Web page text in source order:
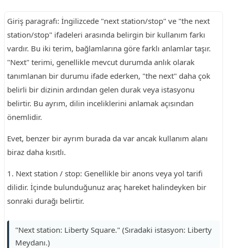
Giriş paragrafı: İngilizcede "next station/stop" ve "the next
station/stop" ifadeleri arasında belirgin bir kullanım farkı
vardır. Bu iki terim, bağlamlarına göre farklı anlamlar taşır.
"Next" terimi, genellikle mevcut durumda anlık olarak
tanımlanan bir durumu ifade ederken, "the next" daha çok
belirli bir dizinin ardından gelen durak veya istasyonu
belirtir. Bu ayrım, dilin inceliklerini anlamak açısından
önemlidir.
Evet, benzer bir ayrım burada da var ancak kullanım alanı
biraz daha kısıtlı.
1. Next station / stop: Genellikle bir anons veya yol tarifi
dilidir. İçinde bulunduğunuz araç hareket halindeyken bir
sonraki durağı belirtir.
"Next station: Liberty Square." (Sıradaki istasyon: Liberty
Meydanı.)